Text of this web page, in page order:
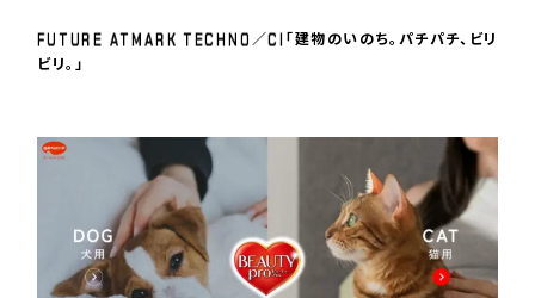
FUTURE ATMARK TECHNO ／CI「建物のいのち。パチパチ、ビリ
ビリ。」